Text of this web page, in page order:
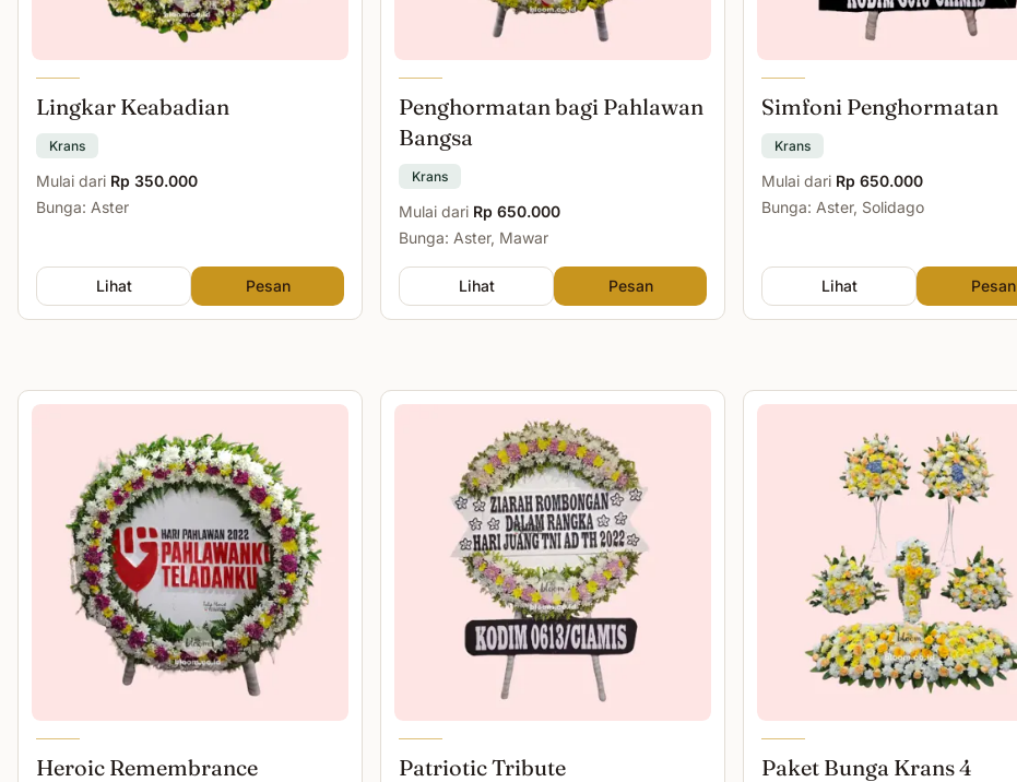
Lingkar Keabadian
Krans
Mulai dari Rp 350.000
Bunga: Aster
Lihat Pesan
Penghormatan bagi Pahlawan
Bangsa
Krans
Mulai dari Rp 650.000
Bunga: Aster, Mawar
Lihat Pesan
Simfoni Penghormatan
Krans
Mulai dari Rp 650.000
Bunga: Aster, Solidago
Lihat Pesan
Heroic Remembrance Patriotic Tribute Paket Bunga Krans 4